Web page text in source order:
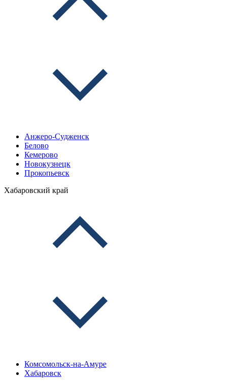
Анжеро-Судженск
Белово
Кемерово
Новокузнецк
Прокопьевск
Хабаровский край
Комсомольск-на-Амуре
Хабаровск